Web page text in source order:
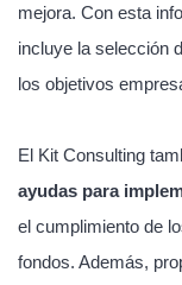
mejora. Con esta
incluye la selección
los objetivos
El Kit Consulting
ayudas para
el cumplimiento de
fondos. Además,